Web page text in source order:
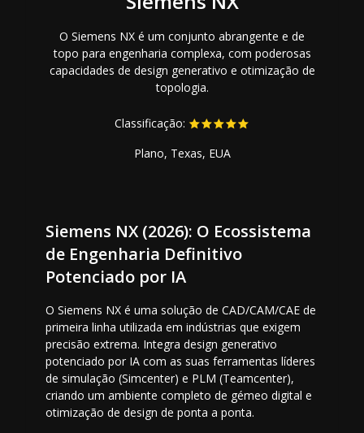
O Siemens NX é um conjunto abrangente e de
topo para engenharia complexa, com poderosas
capacidades de design generativo e otimização de
topologia.
Classificação:
Plano, Texas, EUA
Siemens NX (2026): O Ecossistema
de Engenharia Definitivo
Potenciado por IA
O Siemens NX é uma solução de CAD/CAM/CAE de
primeira linha utilizada em indústrias que exigem
precisão extrema. Integra design generativo
potenciado por IA com as suas ferramentas líderes
de simulação (Simcenter) e PLM (Teamcenter),
criando um ambiente completo de gémeo digital e
otimização de design de ponta a ponta.